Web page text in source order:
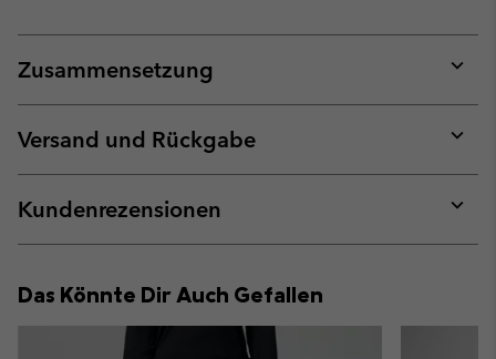
Zusammensetzung
or
Versand und Rückgabe
or
Kundenrezensionen
or
Das Könnte Dir Auch Gefallen